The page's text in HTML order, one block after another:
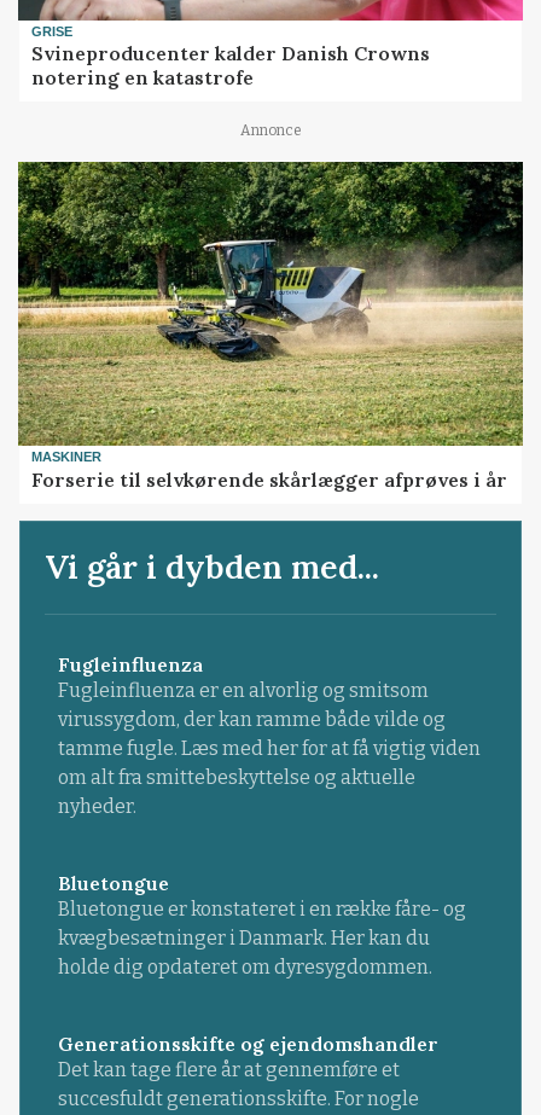
GRISE
Svineproducenter kalder Danish Crowns
notering en katastrofe
Annonce
MASKINER
Forserie til selvkørende skårlægger afprøves i år
Vi går i dybden med...
Fugleinfluenza
Fugleinfluenza er en alvorlig og smitsom
virussygdom, der kan ramme både vilde og
tamme fugle. Læs med her for at få vigtig viden
om alt fra smittebeskyttelse og aktuelle
nyheder.
Bluetongue
Bluetongue er konstateret i en række fåre- og
kvægbesætninger i Danmark. Her kan du
holde dig opdateret om dyresygdommen.
Generationsskifte og ejendomshandler
Det kan tage flere år at gennemføre et
succesfuldt generationsskifte. For nogle